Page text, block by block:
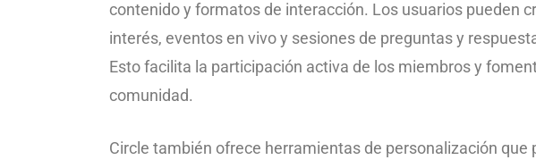
contenido y formatos de interacción. Los usuarios pueden
interés, eventos en vivo y sesiones de preguntas y
Esto facilita la participación activa de los miembros y
comunidad.
Circle también ofrece herramientas de personalización